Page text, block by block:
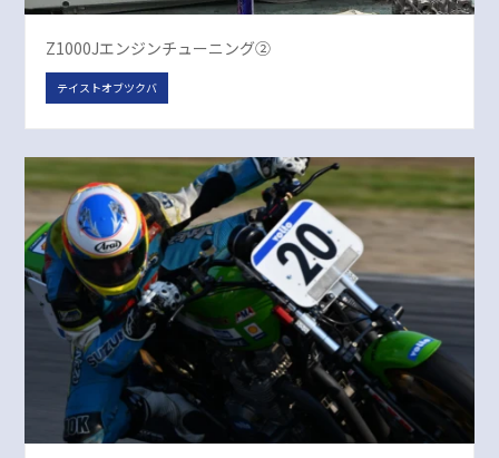
Z1000Jエンジンチューニング②
テイストオブツクバ